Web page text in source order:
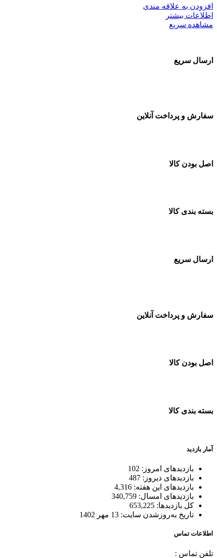
افزودن به علاقه مندی
اطلاعات بیشتر
مشاهده سریع
ارسال سریع
سفارش و پرداخت آنلاین
اصل بودن کالا
بسته بندی کالا
ارسال سریع
سفارش و پرداخت آنلاین
اصل بودن کالا
بسته بندی کالا
آمار بازدید
بازدیدهای امروز: 102
بازدیدهای دیروز: 487
بازدیدهای این هفته: 4,316
بازدیدهای امسال: 340,759
کل بازدیدها: 653,225
تاریخ به‌روزشدن سایت: 13 مهر 1402
اطلاعات تماس
تلفن تماس :